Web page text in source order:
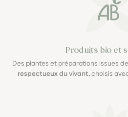
Produits bio et
Des plantes et préparations issues
respectueux du vivant, choisis